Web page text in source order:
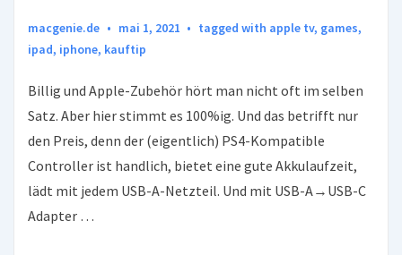
macgenie.de mai 1, 2021 tagged with apple tv, games,
ipad, iphone, kauftip
Billig und Apple-Zubehör hört man nicht oft im selben
Satz. Aber hier stimmt es 100%ig. Und das betrifft nur
den Preis, denn der (eigentlich) PS4-Kompatible
Controller ist handlich, bietet eine gute Akkulaufzeit,
lädt mit jedem USB-A-Netzteil. Und mit USB-A→USB-C
Adapter …